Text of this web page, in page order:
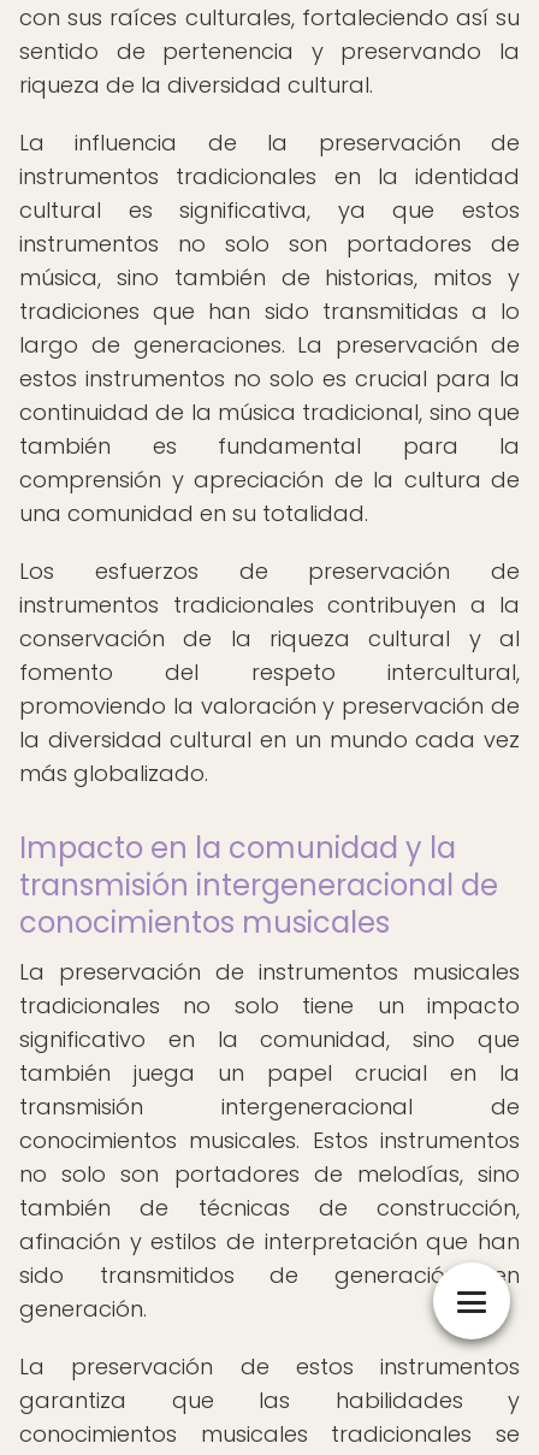
con sus raíces culturales, fortaleciendo así su
sentido de pertenencia y preservando la
riqueza de la diversidad cultural.
La influencia de la preservación de
instrumentos tradicionales en la identidad
cultural es significativa, ya que estos
instrumentos no solo son portadores de
música, sino también de historias, mitos y
tradiciones que han sido transmitidas a lo
largo de generaciones. La preservación de
estos instrumentos no solo es crucial para la
continuidad de la música tradicional, sino que
también es fundamental para la
comprensión y apreciación de la cultura de
una comunidad en su totalidad.
Los esfuerzos de preservación de
instrumentos tradicionales contribuyen a la
conservación de la riqueza cultural y al
fomento del respeto intercultural,
promoviendo la valoración y preservación de
la diversidad cultural en un mundo cada vez
más globalizado.
Impacto en la comunidad y la
transmisión intergeneracional de
conocimientos musicales
La preservación de instrumentos musicales
tradicionales no solo tiene un impacto
significativo en la comunidad, sino que
también juega un papel crucial en la
transmisión intergeneracional de
conocimientos musicales. Estos instrumentos
no solo son portadores de melodías, sino
también de técnicas de construcción,
afinación y estilos de interpretación que han
sido transmitidos de generación en
generación.
La preservación de estos instrumentos
garantiza que las habilidades y
conocimientos musicales tradicionales se